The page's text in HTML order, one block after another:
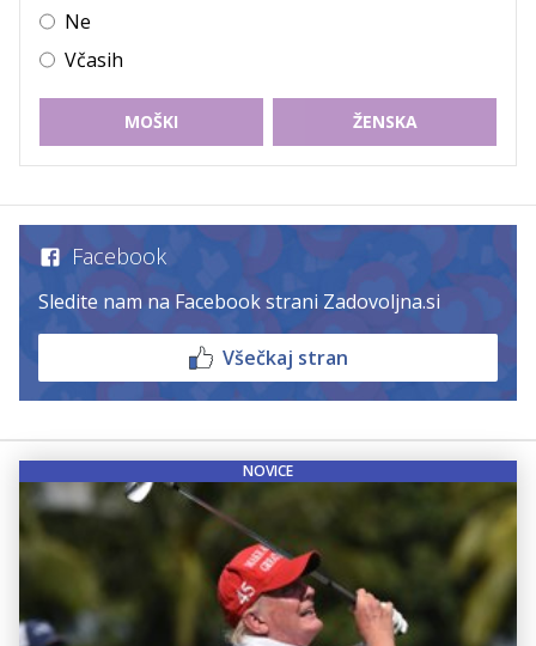
Ne
Včasih
MOŠKI ŽENSKA
Facebook
Sledite nam na Facebook strani Zadovoljna.si
Všečkaj stran
NOVICE